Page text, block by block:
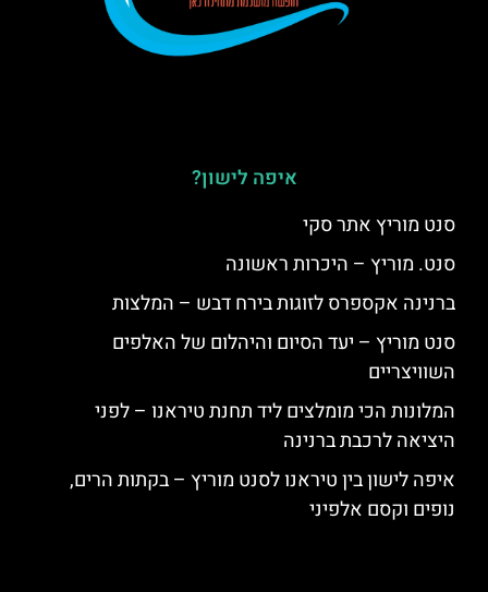
איפה לישון?
סנט מוריץ אתר סקי
סנט. מוריץ – היכרות ראשונה
ברנינה אקספרס לזוגות בירח דבש – המלצות
סנט מוריץ – יעד הסיום והיהלום של האלפים
השוויצריים
המלונות הכי מומלצים ליד תחנת טיראנו – לפני
היציאה לרכבת ברנינה
איפה לישון בין טיראנו לסנט מוריץ – בקתות הרים,
נופים וקסם אלפיני